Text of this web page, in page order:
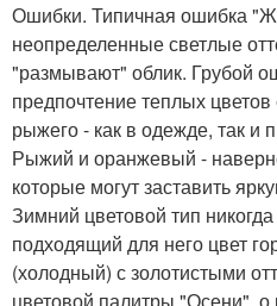
Ошибки. Типичная ошибка
неопределенные светлые
"размывают" облик. Грубой
предпочтение теплых
рыжего - как в одежде, так и
Рыжий и оранжевый -
которые могут заставить
Зимний цветовой тип
подходящий для него цвет
(холодный) с золотистыми